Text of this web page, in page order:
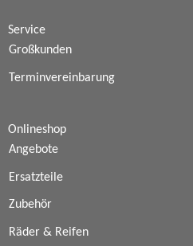
Service
Großkunden
Terminvereinbarung
Onlineshop
Angebote
Ersatzteile
Zubehör
Räder & Reifen